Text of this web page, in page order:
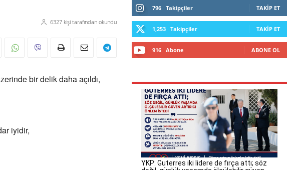
6327kişi tarafından okundu
bir delik daha açıldı,
iyidir,
796 Takipçiler TAKIP ET
1,253 Takipçiler TAKIP ET
916 Abone ABONE OL
YKP: Guterres iki lidere de fırça attı; söz